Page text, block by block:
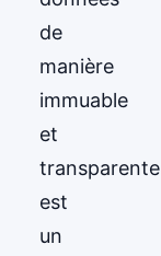
de
manière
immuable
et
transparente
est
un